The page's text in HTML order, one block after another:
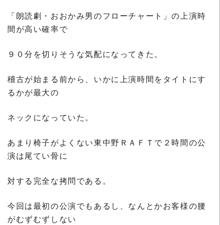
「朗読劇・おおかみ男のフローチャート」の上演時
間が高い確率で
９０分を切りそうな気配になってきた。
稽古が始まる前から、いかに上演時間をタイトにす
るかが最大の
ネックになっていた。
あまり椅子がよくない東中野ＲＡＦＴで２時間の公
演は尾てい骨に
対する完全な拷問である。
今回は最初の公演でもあるし、なんとかお客様の腰
がむずむずしない